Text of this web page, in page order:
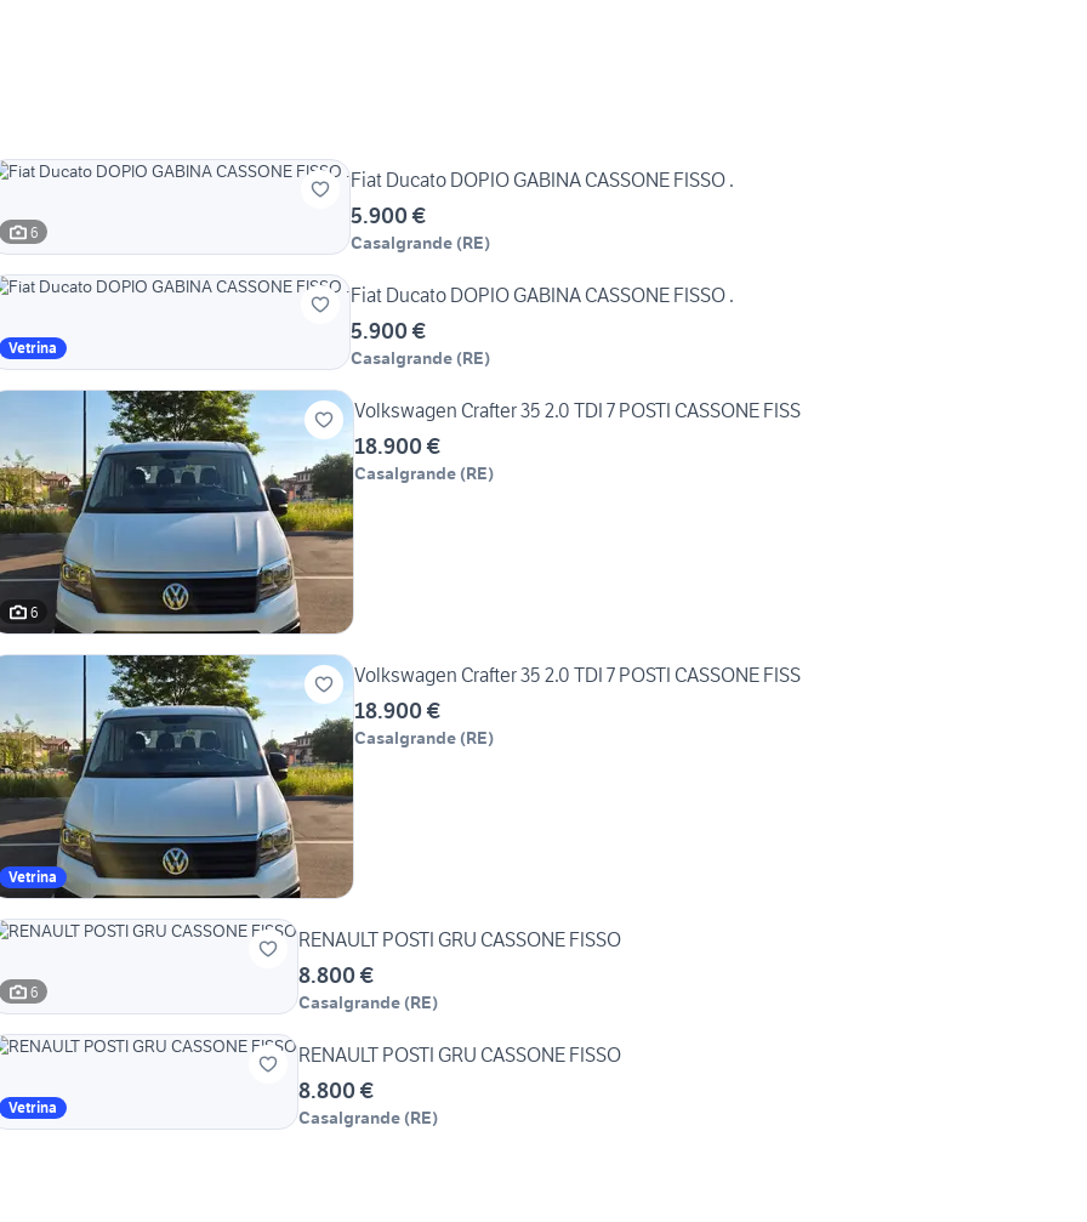
6
Fiat Ducato DOPIO GABINA CASSONE FISSO .
5.900 €
Casalgrande (RE)
Vetrina
Fiat Ducato DOPIO GABINA CASSONE FISSO .
5.900 €
Casalgrande (RE)
6
Volkswagen Crafter 35 2.0 TDI 7 POSTI CASSONE FISS
18.900 €
Casalgrande (RE)
Vetrina
Volkswagen Crafter 35 2.0 TDI 7 POSTI CASSONE FISS
18.900 €
Casalgrande (RE)
6
RENAULT POSTI GRU CASSONE FISSO
8.800 €
Casalgrande (RE)
Vetrina
RENAULT POSTI GRU CASSONE FISSO
8.800 €
Casalgrande (RE)